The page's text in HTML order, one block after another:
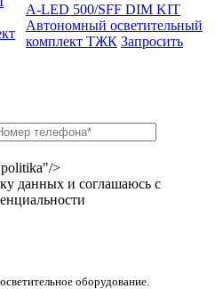
A-LED 500/SFF DIM KIT
Автономный осветительный
комплект ТЖК Запросить
>
данных и соглашаюсь с
оборудование.